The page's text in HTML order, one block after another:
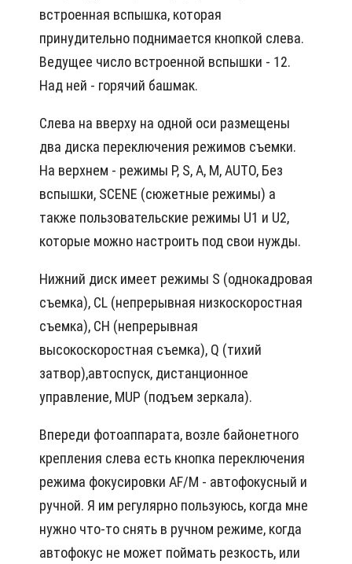
встроенная вспышка, которая
принудительно поднимается кнопкой слева.
Ведущее число встроенной вспышки - 12.
Над ней - горячий башмак.
Слева на вверху на одной оси размещены
два диска переключения режимов съемки.
На верхнем - режимы P, S, A, M, AUTO, Без
вспышки, SCENE (сюжетные режимы) а
также пользовательские режимы U1 и U2,
которые можно настроить под свои нужды.
Нижний диск имеет режимы S (однокадровая
съемка), CL (непрерывная низкоскоростная
съемка), CH (непрерывная
высокоскоростная съемка), Q (тихий
затвор),автоспуск, дистанционное
управление, MUP (подъем зеркала).
Впереди фотоаппарата, возле байонетного
крепления слева есть кнопка переключения
режима фокусировки AF/M - автофокусный и
ручной. Я им регулярно пользуюсь, когда мне
нужно что-то снять в ручном режиме, когда
автофокус не может поймать резкость, или